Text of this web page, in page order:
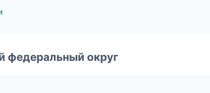
федеральный округ